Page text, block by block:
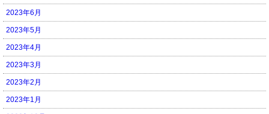
2023年6月
2023年5月
2023年4月
2023年3月
2023年2月
2023年1月